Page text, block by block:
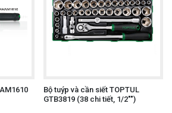
Bộ tuýp và cần siết TOPTUL
GTB3819 (38 chi tiết, 1/2"")